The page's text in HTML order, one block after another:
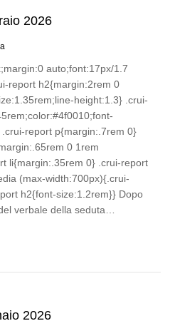
2026
auto;font:17px/1.7
report h2{margin:2rem 0
height:1.3} .crui-
report p{margin:.7rem 0}
0 1rem
li{margin:.35rem 0} .crui-report
(max-width:700px){.crui-
h2{font-size:1.2rem}} Dopo
verbale della seduta…
2026